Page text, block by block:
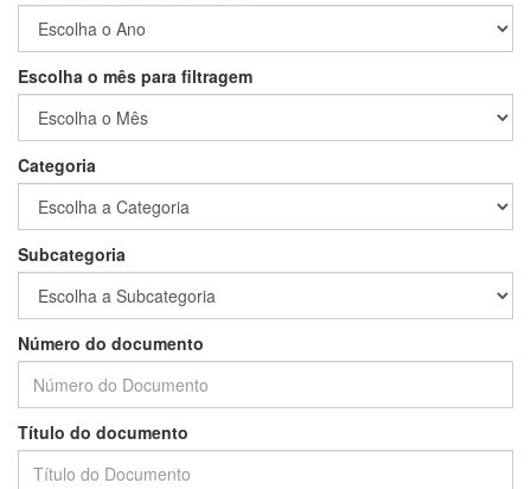
Escolha o mês para filtragem
Categoria
Subcategoria
Número do documento
Título do documento